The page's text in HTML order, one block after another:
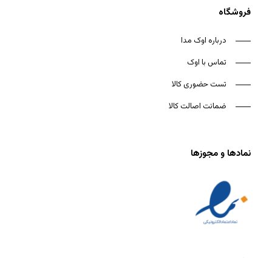
فروشگاه
درباره اوک مدا
تماس با اوک
تست حضوری کالا
ضمانت اصالت کالا
نمادها و مجوزها